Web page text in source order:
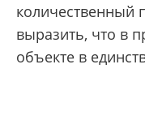
количественный
выразить, что в
объекте в